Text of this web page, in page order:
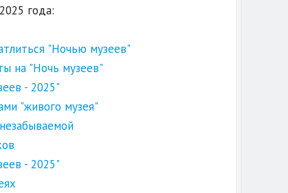
года:
"Ночью музеев"
на "Ночь музеев"
- 2025"
"живого музея"
- 2025"